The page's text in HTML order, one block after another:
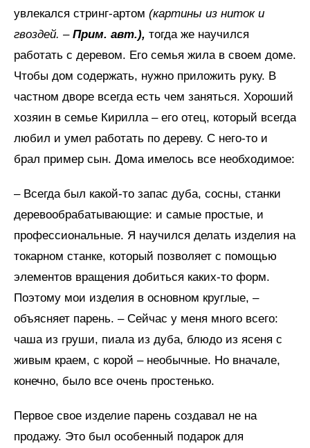
увлекался стринг-артом (картины из ниток и
гвоздей. – Прим. авт.), тогда же научился
работать с деревом. Его семья жила в своем доме.
Чтобы дом содержать, нужно приложить руку. В
частном дворе всегда есть чем заняться. Хороший
хозяин в семье Кирилла – его отец, который всегда
любил и умел работать по дереву. С него-то и
брал пример сын. Дома имелось все необходимое:
– Всегда был какой-то запас дуба, сосны, станки
деревообрабатывающие: и самые простые, и
профессиональные. Я научился делать изделия на
токарном станке, который позволяет с помощью
элементов вращения добиться каких-то форм.
Поэтому мои изделия в основном круглые, –
объясняет парень. – Сейчас у меня много всего:
чаша из груши, пиала из дуба, блюдо из ясеня с
живым краем, с корой – необычные. Но вначале,
конечно, было все очень простенько.
Первое свое изделие парень создавал не на
продажу. Это был особенный подарок для